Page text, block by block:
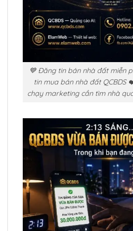
💙 Đăng tin bán nhà đất miễn
tin mua bán nhà đất QCBDS
chạy marketing cần tìm nhà